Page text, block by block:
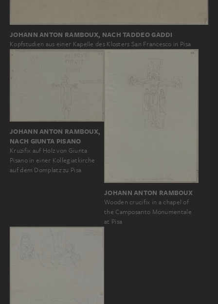
JOHANN ANTON RAMBOUX, NACH TADDEO GADDI
Kopfstudien aus einer Kapelle des Klosters San Francesco in Pisa
JOHANN ANTON RAMBOUX,
NACH GIUNTA PISANO
Kruzifix auf Holz von Giunta
Pisano in einer Kollegiatkirche
auf dem Domplatz zu Pisa
JOHANN ANTON RAMBOUX
Wooden crucifix in a chapel of
the Camposanto Monumentale
at Pisa